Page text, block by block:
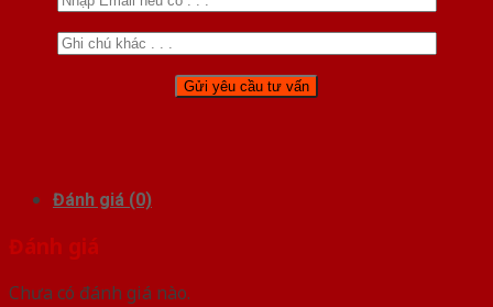
Đánh giá (0)
Đánh giá
Chưa có đánh giá nào.